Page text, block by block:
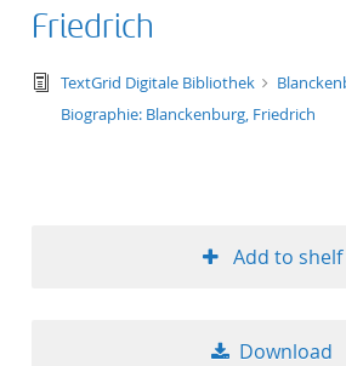
Friedrich
text/
TextGrid Digitale Bibliothek
Biographie: Blanckenburg, Friedrich
Add to shelf
Download